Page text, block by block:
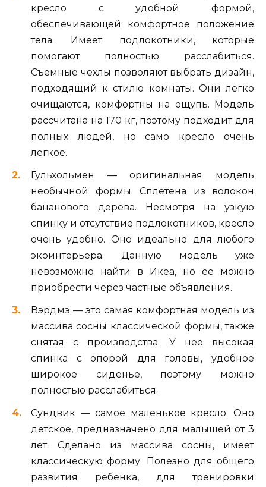
кресло с удобной формой,
обеспечивающей комфортное положение
тела. Имеет подлокотники, которые
помогают полностью расслабиться.
Съемные чехлы позволяют выбрать дизайн,
подходящий к стилю комнаты. Они легко
очищаются, комфортны на ощупь. Модель
рассчитана на 170 кг, поэтому подходит для
полных людей, но само кресло очень
легкое.
Гульхольмен — оригинальная модель
необычной формы. Сплетена из волокон
бананового дерева. Несмотря на узкую
спинку и отсутствие подлокотников, кресло
очень удобно. Оно идеально для любого
экоинтерьера. Данную модель уже
невозможно найти в Икеа, но ее можно
приобрести через частные объявления.
Вэрдмэ — это самая комфортная модель из
массива сосны классической формы, также
снятая с производства. У нее высокая
спинка с опорой для головы, удобное
широкое сиденье, поэтому можно
полностью расслабиться.
Сундвик — самое маленькое кресло. Оно
детское, предназначено для малышей от 3
лет. Сделано из массива сосны, имеет
классическую форму. Полезно для общего
развития ребенка, для тренировки